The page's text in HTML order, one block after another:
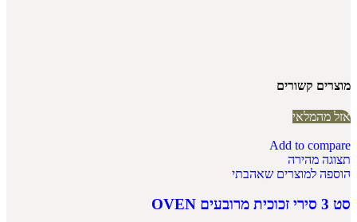
מוצרים קשורים
אזל מהמלאי
Add to compare
תצוגה מהירה
הוספה למוצרים שאהבתי
סט 3 סירי זכוכית מרובעים OVEN